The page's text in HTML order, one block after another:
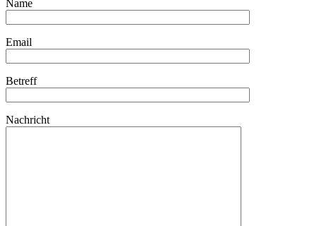
Name
Email
Betreff
Nachricht